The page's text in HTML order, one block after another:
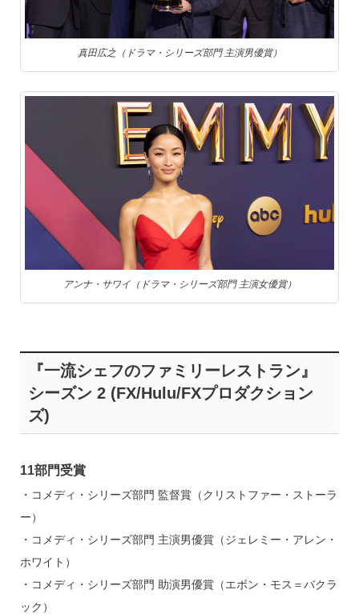
真田広之（ドラマ・シリーズ部門 主演男優賞）
アンナ・サワイ（ドラマ・シリーズ部門 主演女優賞）
『一流シェフのファミリーレストラン』
シーズン 2 (FX/Hulu/FXプロダクション
ズ)
11部門受賞
・コメディ・シリーズ部門 監督賞（クリストファー・ストーラ
ー）
・コメディ・シリーズ部門 主演男優賞（ジェレミー・アレン・
ホワイト）
・コメディ・シリーズ部門 助演男優賞（エボン・モス＝バクラ
ック）